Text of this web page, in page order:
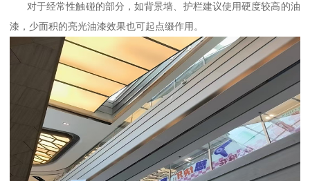
对于经常性触碰的部分，如背景墙、护栏建议使用硬度较高的油
漆，少面积的亮光油漆效果也可起点缀作用。